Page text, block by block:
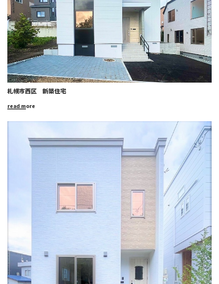
札幌市西区 新築住宅
read more